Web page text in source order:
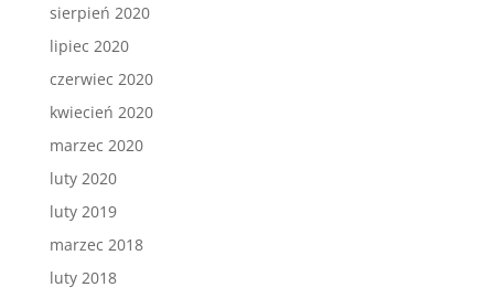
sierpień 2020
lipiec 2020
czerwiec 2020
kwiecień 2020
marzec 2020
luty 2020
luty 2019
marzec 2018
luty 2018